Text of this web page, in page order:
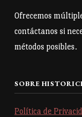
Ofrecemos
contáctanos si
métodos posibles.
SOBRE
Política de